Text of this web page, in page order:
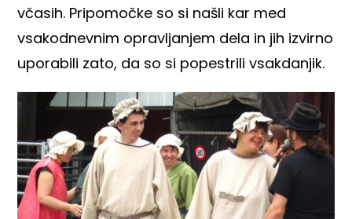
včasih. Pripomočke so si našli kar med
vsakodnevnim opravljanjem dela in jih izvirno
uporabili zato, da so si popestrili vsakdanjik.